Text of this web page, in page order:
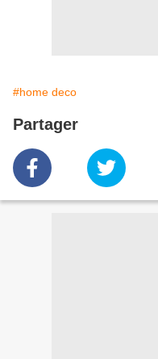
#home deco
Partager